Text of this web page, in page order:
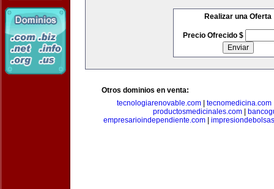
Realizar una Oferta
Precio Ofrecido $
Otros dominios en venta:
tecnologiarenovable.com
tecnomedicina.com
productosmedicinales.com|
empresarioindependiente.com